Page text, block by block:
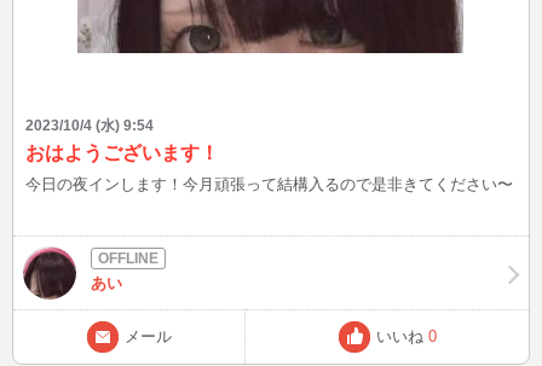
2023/10/4 (水) 9:54
おはようございます！
今日の夜インします！今月頑張って結構入るので是非きてください〜
あい
メール いいね 0